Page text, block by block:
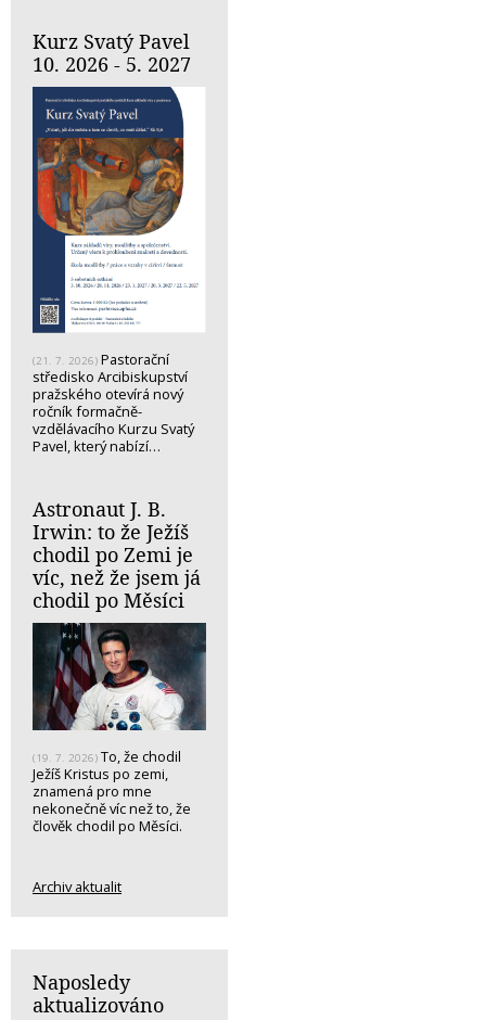
Kurz Svatý Pavel
10. 2026 - 5. 2027
(21. 7. 2026) Pastorační
středisko Arcibiskupství
pražského otevírá nový
ročník formačně-
vzdělávacího Kurzu Svatý
Pavel, který nabízí…
Astronaut J. B.
Irwin: to že Ježíš
chodil po Zemi je
víc, než že jsem já
chodil po Měsíci
(19. 7. 2026) To, že chodil
Ježíš Kristus po zemi,
znamená pro mne
nekonečně víc než to, že
člověk chodil po Měsíci.
Archiv aktualit
Naposledy
aktualizováno